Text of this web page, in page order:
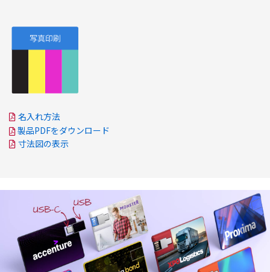
名入れ方法
製品PDFをダウンロード
寸法図の表示